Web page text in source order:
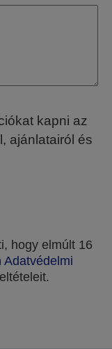
kapni az
ajánlatairól és
hogy elmúlt 16
Adatvédelmi